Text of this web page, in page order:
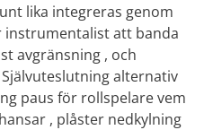
lika integreras genom
att banda
avgränsning , och
alternativ
paus för rollspelare vem
, plåster nedkylning